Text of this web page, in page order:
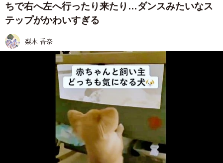
ちで右へ左へ行ったり来たり…ダンスみたいなス
テップがかわいすぎる
梨木 香奈